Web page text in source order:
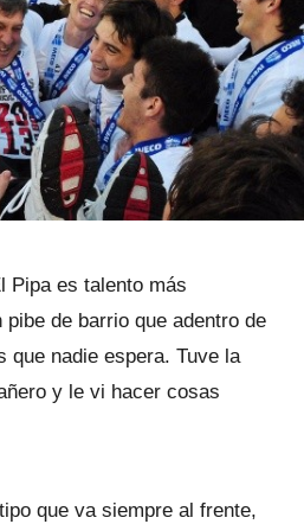
Pipa es talento más
de barrio que adentro de
que nadie espera. Tuve la
y le vi hacer cosas
que va siempre al frente,